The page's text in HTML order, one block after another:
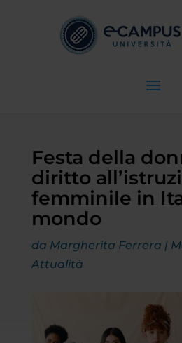
Festa della
diritto
femminile in
mondo
da Margherita Ferrera |
Attualità